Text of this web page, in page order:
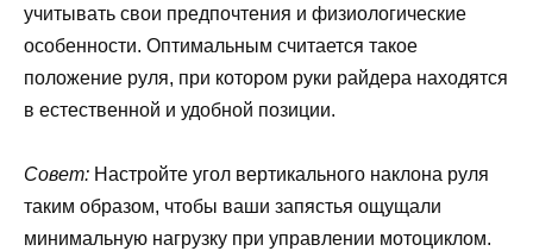
учитывать свои предпочтения и физиологические
особенности. Оптимальным считается такое
положение руля, при котором руки райдера находятся
в естественной и удобной позиции.
Совет: Настройте угол вертикального наклона руля
таким образом, чтобы ваши запястья ощущали
минимальную нагрузку при управлении мотоциклом.